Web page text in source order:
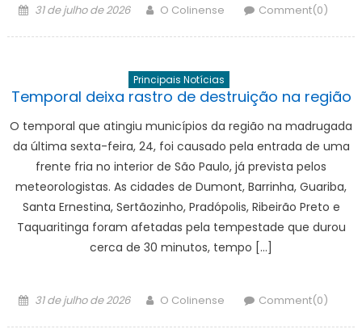
Posted
31 de julho de 2026 Author
O Colinense Comment(0)
Principais Notícias
Temporal deixa rastro de destruição na região
O temporal que atingiu municípios da região na madrugada
da última sexta-feira, 24, foi causado pela entrada de uma
frente fria no interior de São Paulo, já prevista pelos
meteorologistas. As cidades de Dumont, Barrinha, Guariba,
Santa Ernestina, Sertãozinho, Pradópolis, Ribeirão Preto e
Taquaritinga foram afetadas pela tempestade que durou
cerca de 30 minutos, tempo […]
Posted
31 de julho de 2026 Author
O Colinense Comment(0)